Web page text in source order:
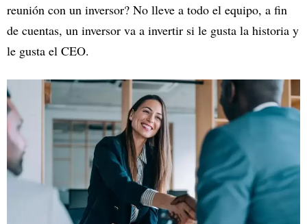
reunión con un inversor? No lleve a todo el equipo, a fin
de cuentas, un inversor va a invertir si le gusta la historia y
le gusta el CEO.